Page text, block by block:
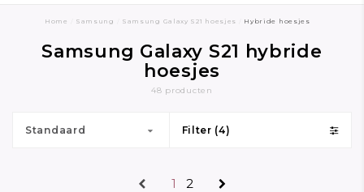
Home Samsung Samsung Galaxy S21 hoesjes Hybride hoesjes
Samsung Galaxy S21 hybride
hoesjes
48 producten
Standaard Filter (4)
1 2